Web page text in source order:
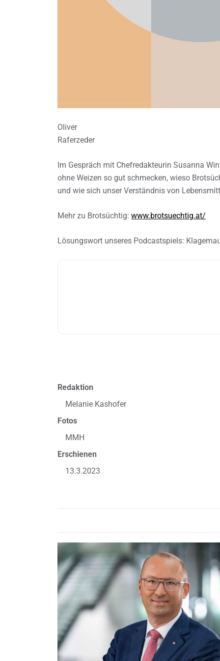
Oliver
Raferzeder
Im Gespräch mit Chefredakteurin Susanna
ohne Weizen so gut schmecken, wieso
und wie sich unser Verständnis von
Mehr zu Brotsüchtig: www.brotsuechtig.at/
Lösungswort unseres Podcastspiels:
Redaktion
Melanie Kashofer
Fotos
MMH
Erschienen
13.3.2023